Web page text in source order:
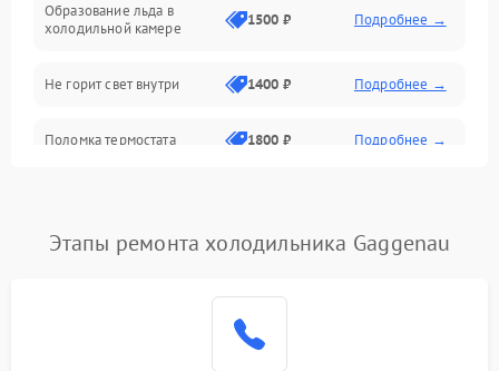
Образование льда в
холодильной камере
1500 ₽ Подробнее →
Не горит свет внутри 1400 ₽ Подробнее →
Поломка термостата 1800 ₽ Подробнее →
Поломка системы No Frost 2600 ₽ Подробнее →
Этапы ремонта холодильника Gaggenau